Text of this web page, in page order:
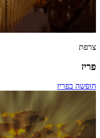
צרפת
פריז
חופשה בפריז